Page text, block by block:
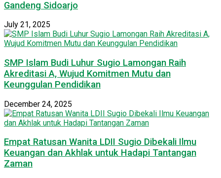
Gandeng Sidoarjo
July 21, 2025
SMP Islam Budi Luhur Sugio Lamongan Raih
Akreditasi A, Wujud Komitmen Mutu dan
Keunggulan Pendidikan
December 24, 2025
Empat Ratusan Wanita LDII Sugio Dibekali Ilmu
Keuangan dan Akhlak untuk Hadapi Tantangan
Zaman